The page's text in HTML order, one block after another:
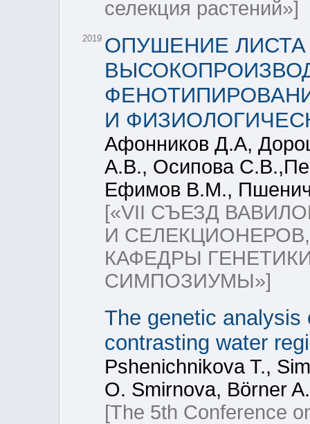
селекция растений»]
2019 ОПУШЕНИЕ
И
Афонников Д.А,
А.В., Осипова
Ефимов В.М.,
[«VII СЪЕЗД
И
КАФЕДРЫ
СИМПОЗИУМЫ»]
The genetic analysis
contrasting water
Pshenichnikova T.,
O. Smirnova, Börner A.
[The 5th Conference